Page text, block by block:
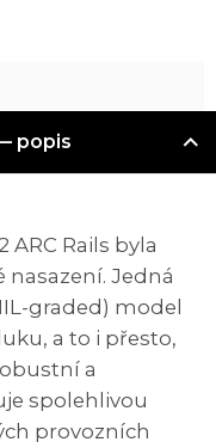
popis
Rails byla
Jedná
graded) model
a to i přesto,
a
spolehlivou
provozních